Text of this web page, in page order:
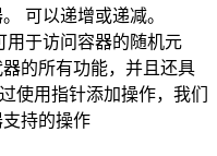
可以递增或递减。
用于访问容器的随机元
的所有功能，并且还具
使用指针添加操作，我们
持的操作